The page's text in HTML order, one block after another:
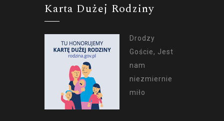
Karta Dużej Rodziny
Drodzy
Goście, Jest
nam
niezmiernie
miło